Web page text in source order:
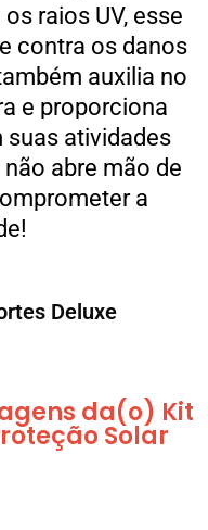
raios UV, esse
contra os danos
auxilia no
e proporciona
suas atividades
abre mão de
a
Deluxe
da(o) Kit
Solar